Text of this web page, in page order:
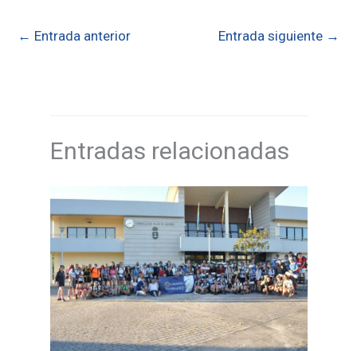
← Entrada anterior Entrada siguiente →
Entradas relacionadas